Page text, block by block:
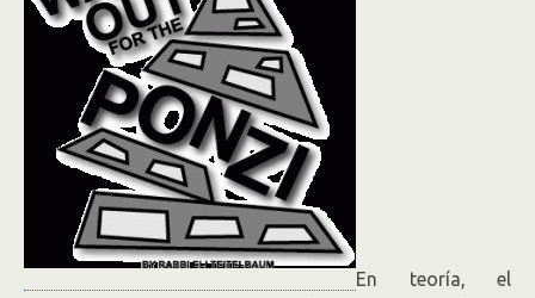
En teoría, el